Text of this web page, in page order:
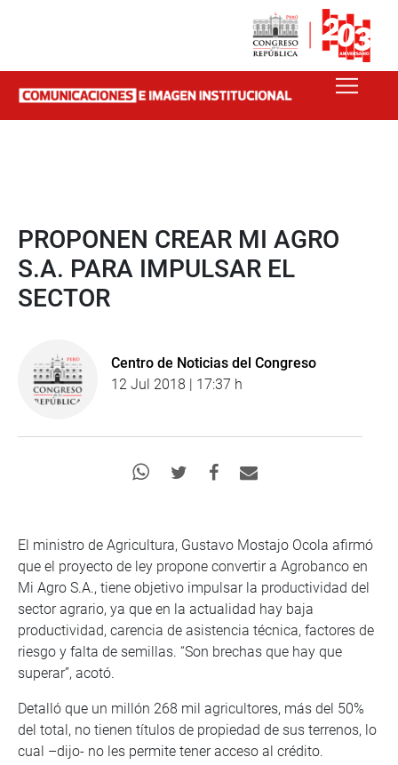
PROPONEN CREAR MI AGRO
S.A. PARA IMPULSAR EL
SECTOR
Centro de Noticias del Congreso
12 Jul 2018 | 17:37 h
El ministro de Agricultura, Gustavo Mostajo Ocola afirmó
que el proyecto de ley propone convertir a Agrobanco en
Mi Agro S.A., tiene objetivo impulsar la productividad del
sector agrario, ya que en la actualidad hay baja
productividad, carencia de asistencia técnica, factores de
riesgo y falta de semillas. “Son brechas que hay que
superar”, acotó.
Detalló que un millón 268 mil agricultores, más del 50%
del total, no tienen títulos de propiedad de sus terrenos, lo
cual –dijo- no les permite tener acceso al crédito.